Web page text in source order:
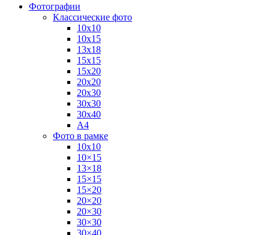
Фотографии
Классические фото
10х10
10х15
13х18
15х15
15х20
20х20
20х30
30х30
30х40
А4
Фото в рамке
10х10
10×15
13×18
15×15
15×20
20×20
20×30
30×30
30×40